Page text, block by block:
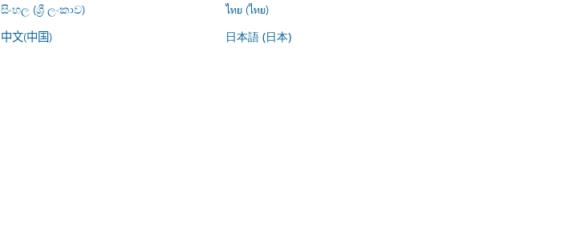
සිංහල (ශ්‍රී ලංකාව)
ไทย (ไทย)
中文(中国) 日本語 (日本)